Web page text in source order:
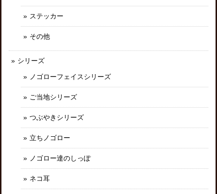
ステッカー
その他
シリーズ
ノゴローフェイスシリーズ
ご当地シリーズ
つぶやきシリーズ
立ちノゴロー
ノゴロー達のしっぽ
ネコ耳